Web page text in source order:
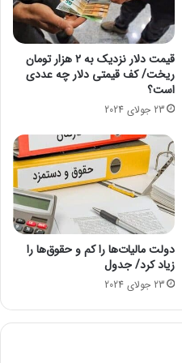
قیمت دلار نزدیک به ۲ هزار تومان
ریخت/ کف قیمتی دلار چه عددی
است؟
23 جولای 2024
دولت مالیات‌ها را کم و حقوق‌ها را
زیاد کرد/ جدول
23 جولای 2024